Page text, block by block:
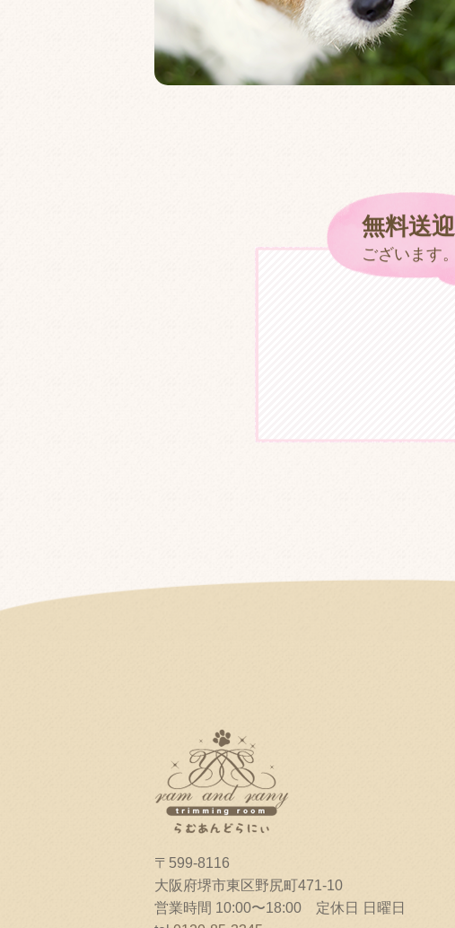
無料送迎
ござい ま す
〒599-8116
大阪府堺市東区野尻町471-10
営業時間 10:00〜18:00 定休日 日曜日